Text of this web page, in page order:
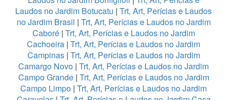
Laudos no Jardim Botucatu | Trt, Art, Perícias e Laudos
no Jardim Brasil | Trt, Art, Perícias e Laudos no Jardim
Caboré| Trt, Art, Perícias e Laudos no Jardim
Cachoeira | Trt, Art, Perícias e Laudos no Jardim
Campinas| Trt, Art, Perícias e Laudos no Jardim
Camargo Novo | Trt, Art, Perícias e Laudos no Jardim
Campo Grande| Trt, Art, Perícias e Laudos no Jardim
Campo Limpo | Trt, Art, Perícias e Laudos no Jardim